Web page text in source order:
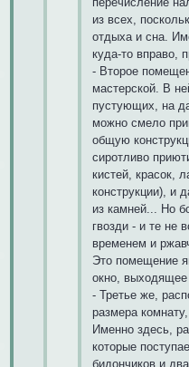
из всех,
отдыха и сна.
куда-то вправо,
- Второе
мастерской. В
пустующих, на
можно смело
общую
сиротливо
кистей, красок,
конструкции), и
из камней... Но
гвозди - и те не
временем и
Это помещение
окно,
- Третье же,
размера
Именно здесь,
которые
бидончиков и